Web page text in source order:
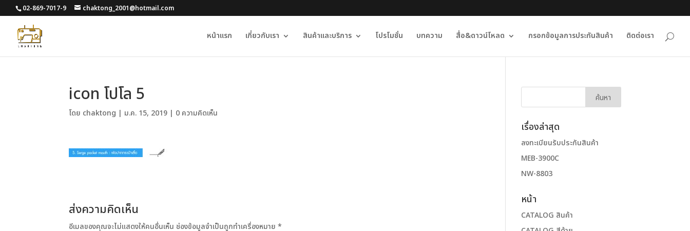
02-869-7017-9 chaktong_2001@hotmail.com
หน้าแรก เกี่ยวกับเรา สินค้าและบริการ โปรโมชั่น บทความ สื่อ&ดาวน์โหลด กรอกข้อมูลการประกันสินค้า ติดต่อเรา
icon โปโล 5
โดย chaktong | ม.ค. 15, 2019 | 0 ความคิดเห็น
ส่งความคิดเห็น
อีเมลของคุณจะไม่แสดงให้คนอื่นเห็น ช่องข้อมูลจำเป็นถูกทำเครื่องหมาย*
เรื่องล่าสุด
ลงทะเบียนรับประกันสินค้า
MEB-3900C
NW-8803
หน้า
CATALOG สินค้า